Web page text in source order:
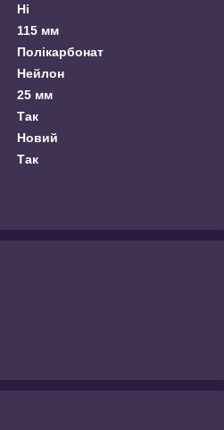
Ні
115 мм
Полікарбонат
Нейлон
25 мм
Так
Новий
Так